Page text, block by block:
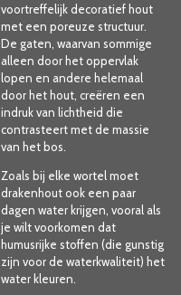
voortreffelijk decoratief hout
met een poreuze structuur.
De gaten, waarvan sommige
alleen door het oppervlak
lopen en andere helemaal
door het hout, creëren een
indruk van lichtheid die
contrasteert met de massie
van het bos.
Zoals bij elke wortel moet
drakenhout ook een paar
dagen water krijgen, vooral als
je wilt voorkomen dat
humusrijke stoffen (die gunstig
zijn voor de waterkwaliteit) het
water kleuren.